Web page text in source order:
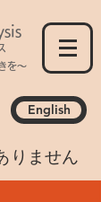
を～
English
りません